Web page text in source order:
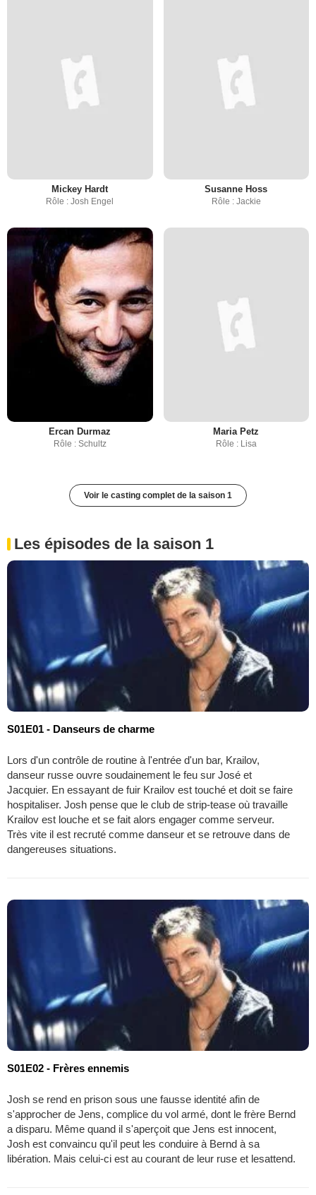
Mickey Hardt
Rôle : Josh Engel
Susanne Hoss
Rôle : Jackie
Ercan Durmaz
Rôle : Schultz
Maria Petz
Rôle : Lisa
Voir le casting complet de la saison 1
Les épisodes de la saison 1
S01E01 - Danseurs de charme
Lors d'un contrôle de routine à l'entrée d'un bar, Krailov,
danseur russe ouvre soudainement le feu sur José et
Jacquier. En essayant de fuir Krailov est touché et doit se faire
hospitaliser. Josh pense que le club de strip-tease où travaille
Krailov est louche et se fait alors engager comme serveur.
Très vite il est recruté comme danseur et se retrouve dans de
dangereuses situations.
S01E02 - Frères ennemis
Josh se rend en prison sous une fausse identité afin de
s'approcher de Jens, complice du vol armé, dont le frère Bernd
a disparu. Même quand il s'aperçoit que Jens est innocent,
Josh est convaincu qu'il peut les conduire à Bernd à sa
libération. Mais celui-ci est au courant de leur ruse et lesattend.